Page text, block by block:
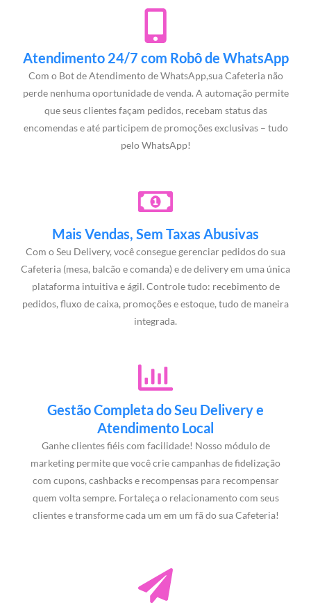
Atendimento 24/7 com Robô de WhatsApp
Com o Bot de Atendimento de WhatsApp,sua Cafeteria não
perde nenhuma oportunidade de venda. A automação permite
que seus clientes façam pedidos, recebam status das
encomendas e até participem de promoções exclusivas – tudo
pelo WhatsApp!
Mais Vendas, Sem Taxas Abusivas
Com o Seu Delivery, você consegue gerenciar pedidos do sua
Cafeteria (mesa, balcão e comanda) e de delivery em uma única
plataforma intuitiva e ágil. Controle tudo: recebimento de
pedidos, fluxo de caixa, promoções e estoque, tudo de maneira
integrada.
Gestão Completa do Seu Delivery e
Atendimento Local
Ganhe clientes fiéis com facilidade! Nosso módulo de
marketing permite que você crie campanhas de fidelização
com cupons, cashbacks e recompensas para recompensar
quem volta sempre. Fortaleça o relacionamento com seus
clientes e transforme cada um em um fã do sua Cafeteria!